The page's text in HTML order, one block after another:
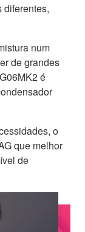
diferentes,
num
de grandes
é
o
que melhor
de